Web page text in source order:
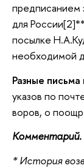
предписанием
для
посылке
необходимой
Разные письма
указов по
воров, о
Комментарий.
* История